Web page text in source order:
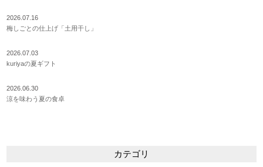
2026.07.16
梅しごとの仕上げ「土用干し」
2026.07.03
kuriyaの夏ギフト
2026.06.30
涼を味わう夏の食卓
カテゴリ